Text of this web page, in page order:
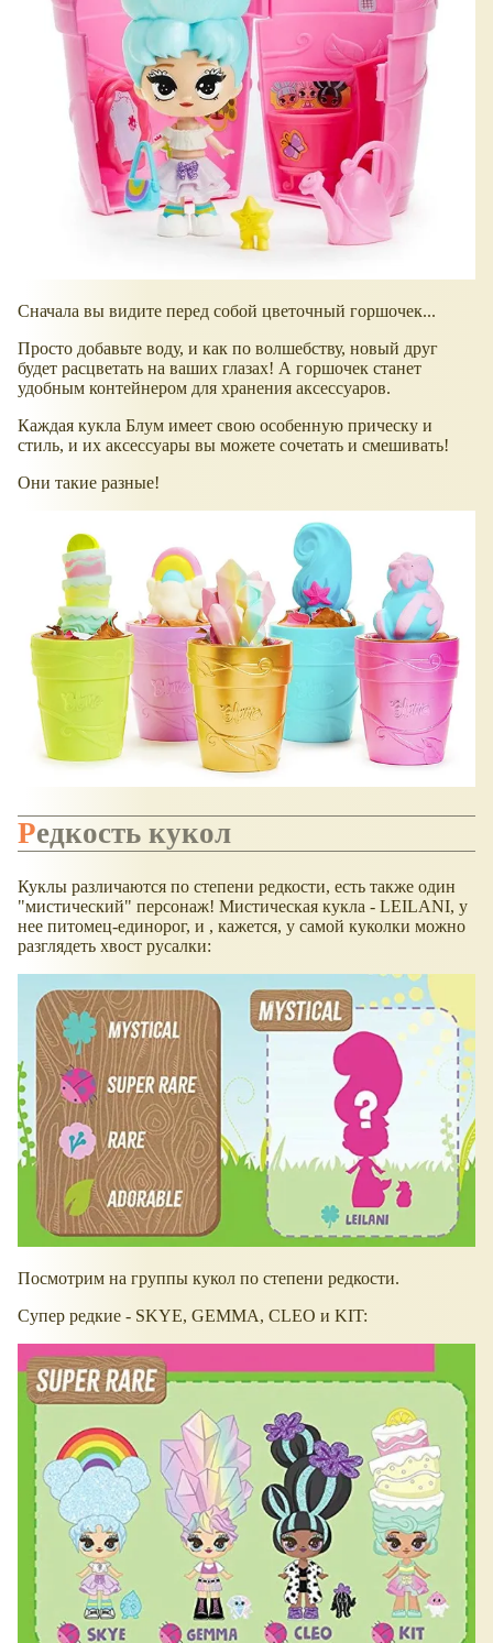
Сначала вы видите перед собой цветочный горшочек...
Просто добавьте воду, и как по волшебству, новый друг
будет расцветать на ваших глазах! А горшочек станет
удобным контейнером для хранения аксессуаров.
Каждая кукла Блум имеет свою особенную прическу и
стиль, и их аксессуары вы можете сочетать и смешивать!
Они такие разные!
Редкость кукол
Куклы различаются по степени редкости, есть также один
"мистический" персонаж! Мистическая кукла - LEILANI, у
нее питомец-единорог, и , кажется, у самой куколки можно
разглядеть хвост русалки:
Посмотрим на группы кукол по степени редкости.
Супер редкие - SKYE, GEMMA, CLEO и KIT: